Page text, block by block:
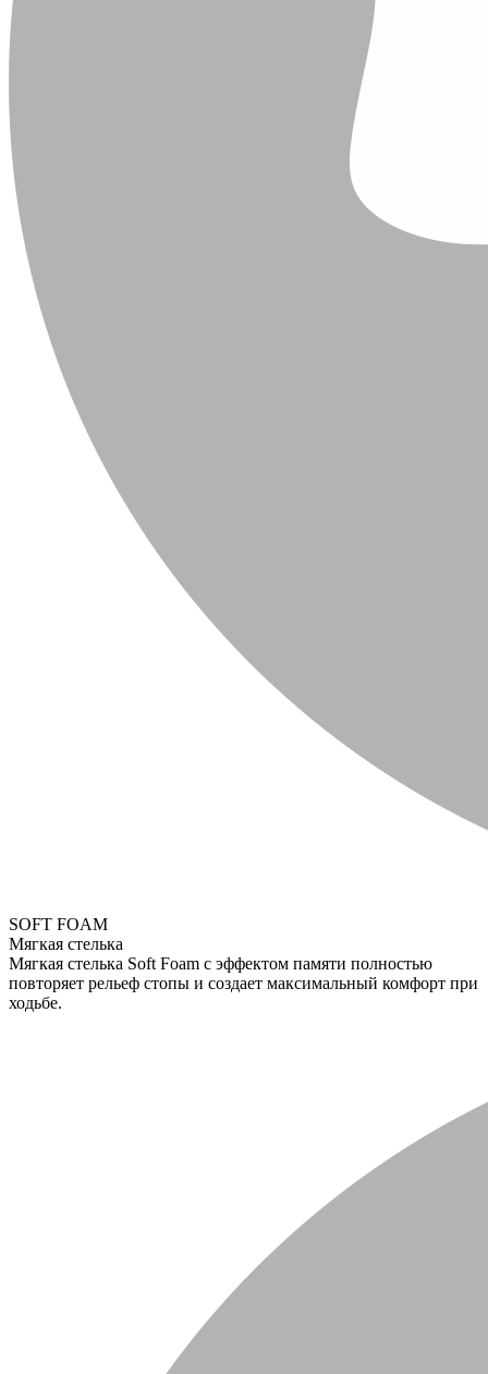
SOFT FOAM
Мягкая стелька
Мягкая стелька Soft Foam с эффектом памяти полностью
повторяет рельеф стопы и создает максимальный комфорт при
ходьбе.